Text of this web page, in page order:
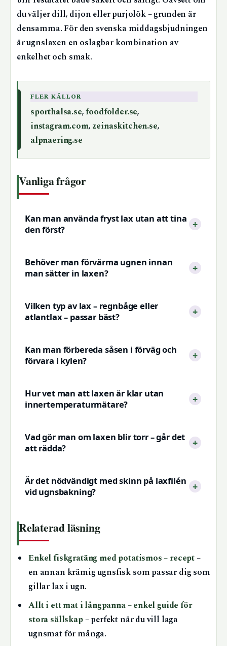
du väljer dill, dijon eller purjolök – grunden är
densamma. För den svenska middagsbjudningen
är ugnslaxen en oslagbar kombination av
enkelhet och smak.
FLER KÄLLOR
sporthalsa.se,foodfolder.se,
instagram.com, zeinaskitchen.se,
alpnaering.se
Vanliga frågor
Kan man använda fryst lax utan att tina
den först?
Behöver man förvärma ugnen innan
man sätter in laxen?
Vilken typ av lax – regnbåge eller
atlantlax – passar bäst?
Kan man förbereda såsen i förväg och
förvara i kylen?
Hur vet man att laxen är klar utan
innertemperaturmätare?
Vad gör man om laxen blir torr – går det
att rädda?
Är det nödvändigt med skinn på laxfilén
vid ugnsbakning?
Relaterad läsning
Enkel fiskgratäng med potatismos – recept–
en annan krämig ugnsfisk som passar dig som
gillar lax i ugn.
Allt i ett mat i långpanna – enkel guide för
stora sällskap– perfekt när du vill laga
ugnsmat för många.